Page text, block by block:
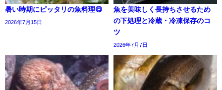
暑い時期にピッタリの魚料理😋
2026年7月15日
魚を美味しく長持ちさせるため
の下処理と冷蔵・冷凍保存のコ
ツ
2026年7月7日